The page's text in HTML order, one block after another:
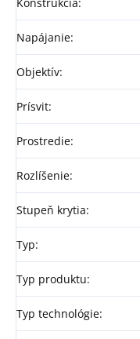
Napájanie:
Objektív:
Prísvit:
Prostredie:
Rozlíšenie:
Stupeň krytia:
Typ:
Typ produktu:
Typ technológie: